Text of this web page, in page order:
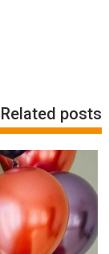
Related posts